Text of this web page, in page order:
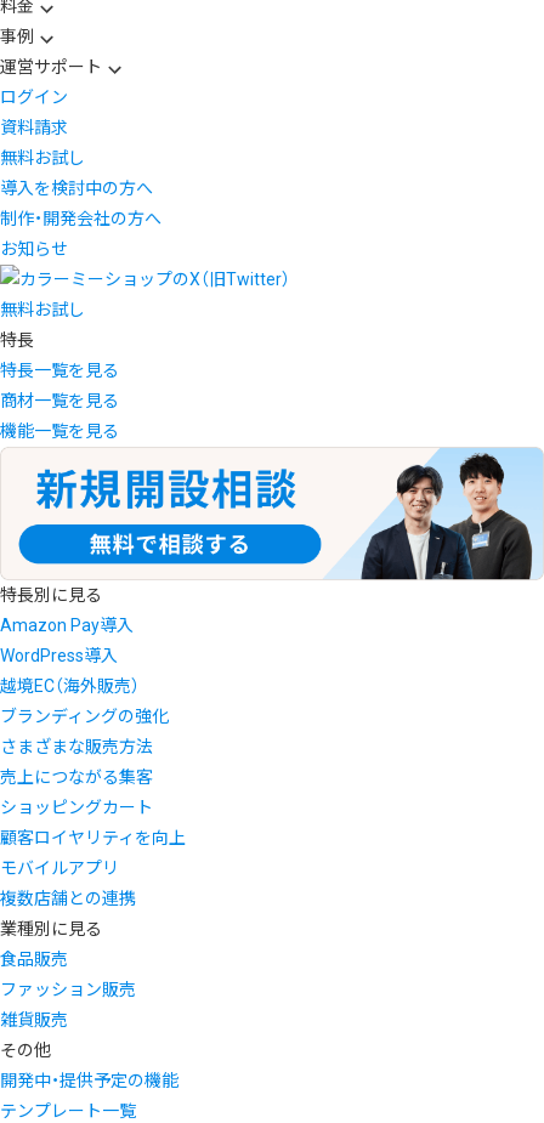
料金
事例
運営サポート
ログイン
資料請求
無料お試し
導入を検討中の方へ
制作・開発会社の方へ
お知らせ
無料お試し
特長
特長一覧を見る
商材一覧を見る
機能一覧を見る
特長別に見る
Amazon Pay導入
WordPress導入
越境EC（海外販売）
ブランディングの強化
さまざまな販売方法
売上につながる集客
ショッピングカート
顧客ロイヤリティを向上
モバイルアプリ
複数店舗との連携
業種別に見る
食品販売
ファッション販売
雑貨販売
その他
開発中・提供予定の機能
テンプレート一覧